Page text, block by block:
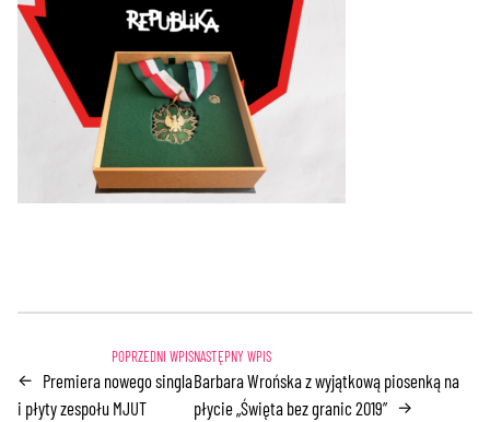
← Premiera nowego singla
i płyty zespołu MJUT
Barbara Wrońska z wyjątkową piosenką na
płycie „Święta bez granic 2019” →